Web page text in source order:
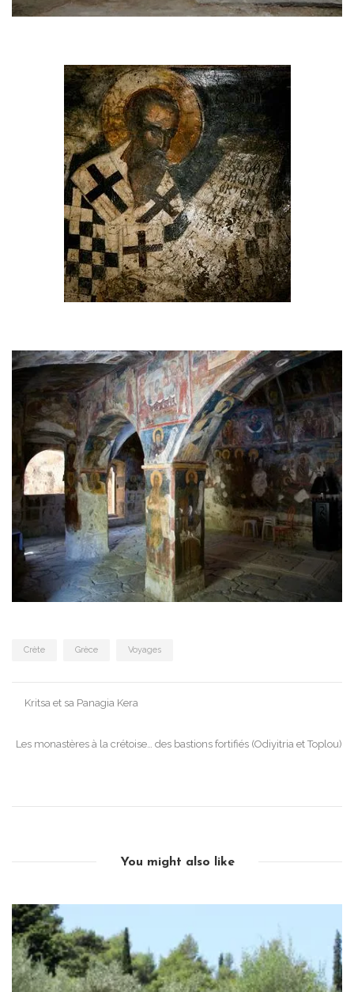
Crète Grèce Voyages
Post
Kritsa et sa Panagia Kera
Les monastères à la crétoise… des bastions fortifiés (Odiyitria et Toplou)
You might also like